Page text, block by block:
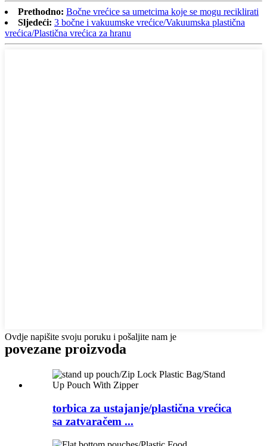
Prethodno: Bočne vrećice sa umetcima koje se mogu reciklirati
Sljedeći: 3 bočne i vakuumske vrećice/Vakuumska plastična
vrećica/Plastična vrećica za hranu
Ovdje napišite svoju poruku i pošaljite nam je
povezane proizvoda
torbica za ustajanje/plastična vrećica
sa zatvaračem ...